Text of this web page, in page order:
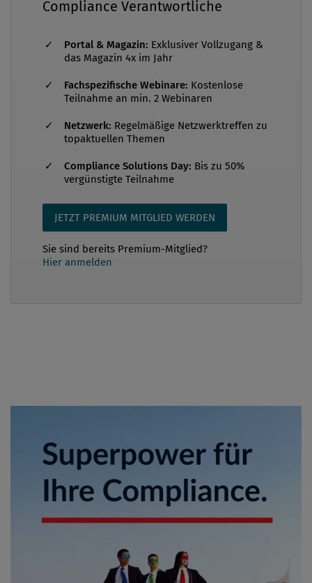
exportorientierten Unternehmen in einer Zeit, die
auch handelsrechtlichen Verwerfungen und damit
Gesetzen geprägt ist? Elisabeth Engelbrechtsmüller-
sehr viele neue Regeln dazugekommen. Da wird es
für Industrieunternehmen immer schwieriger, sich
einen Überblick zu verschaffen. Viele Dinge kann
man nicht immer glei...
Compliance Verantwortliche
Portal & Magazin: Exklusiver Vollzugang &
das Magazin 4x im Jahr
Fachspezifische Webinare: Kostenlose
Teilnahme an min. 2 Webinaren
Netzwerk: Regelmäßige Netzwerktreffen zu
topaktuellen Themen
Compliance Solutions Day: Bis zu 50%
vergünstigte Teilnahme
JETZT PREMIUM MITGLIED WERDEN
Sie sind bereits Premium-Mitglied?
Hier anmelden